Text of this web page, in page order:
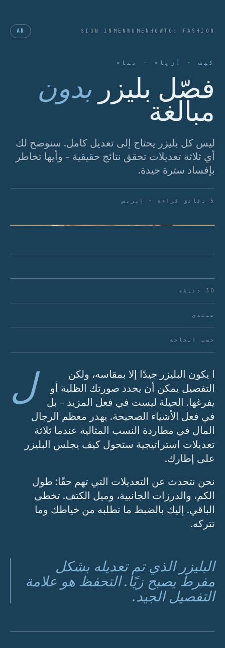
HOWTO: FASHION
WOMEN
MEN
SIGN IN
AR
كيف · أزياء · بناء
فصّل بليزر بدون
مبالغة
ليس كل بليزر يحتاج إلى تعديل كامل. سنوضح لك
أي ثلاثة تعديلات تحقق نتائج حقيقية - وأيها تخاطر
بإفساد سترة جيدة.
5 دقائق قراءة · إيريس
30 دقيقة
مبتدئ
حسب الحاجة
ل
ا يكون البليزر جيدًا إلا بمقاسه، ولكن
التفصيل يمكن أن يحدد صورتك الظلية أو
يفرغها. الحيلة ليست في فعل المزيد - بل
في فعل الأشياء الصحيحة. يهدر معظم الرجال
المال في مطاردة النسب المثالية عندما ثلاثة
تعديلات استراتيجية ستحول كيف يجلس البليزر
على إطارك.
نحن نتحدث عن التعديلات التي تهم حقًا: طول
الكم، والدرزات الجانبية، وميل الكتف. تخطى
الباقي. إليك بالضبط ما تطلبه من خياطك وما
تتركه.
البليزر الذي تم تعديله بشكل
مفرط يصبح زيًا. التحفظ هو علامة
التفصيل الجيد.